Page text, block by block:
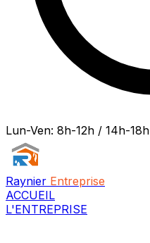
Lun-Ven: 8h-12h / 14h-18h
Raynier Entreprise
ACCUEIL
L'ENTREPRISE